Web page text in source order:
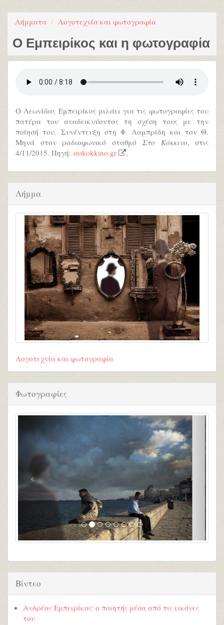
Λήμματα Λογοτεχνία και φωτογραφία
Ο Εμπειρίκος και η φωτογραφία
Ο Λεωνίδας Εμπειρίκος μιλάει για τις φωτογραφίες του
πατέρα του αναδεικνύοντας τη σχέση τους με την
ποίησή του. Συνέντευξη στη Φ. Λαμπρίδη και τον Θ.
Μηνά στον ραδιοφωνικό σταθμό Στο Κόκκινο, στις
4/11/2015. Πηγή: stokokkino.gr .
Λήμμα
Λογοτεχνία και φωτογραφία
Φωτογραφίες
Βίντεο
Ανδρέας Εμπειρίκος: ο ποιητής μέσα από τις εικόνες
του